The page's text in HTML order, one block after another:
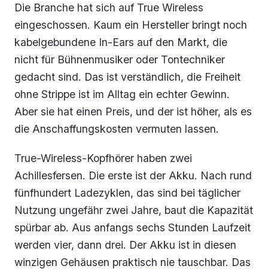
Die Branche hat sich auf True Wireless
eingeschossen. Kaum ein Hersteller bringt noch
kabelgebundene In-Ears auf den Markt, die
nicht für Bühnenmusiker oder Tontechniker
gedacht sind. Das ist verständlich, die Freiheit
ohne Strippe ist im Alltag ein echter Gewinn.
Aber sie hat einen Preis, und der ist höher, als es
die Anschaffungskosten vermuten lassen.
True-Wireless-Kopfhörer haben zwei
Achillesfersen. Die erste ist der Akku. Nach rund
fünfhundert Ladezyklen, das sind bei täglicher
Nutzung ungefähr zwei Jahre, baut die Kapazität
spürbar ab. Aus anfangs sechs Stunden Laufzeit
werden vier, dann drei. Der Akku ist in diesen
winzigen Gehäusen praktisch nie tauschbar. Das